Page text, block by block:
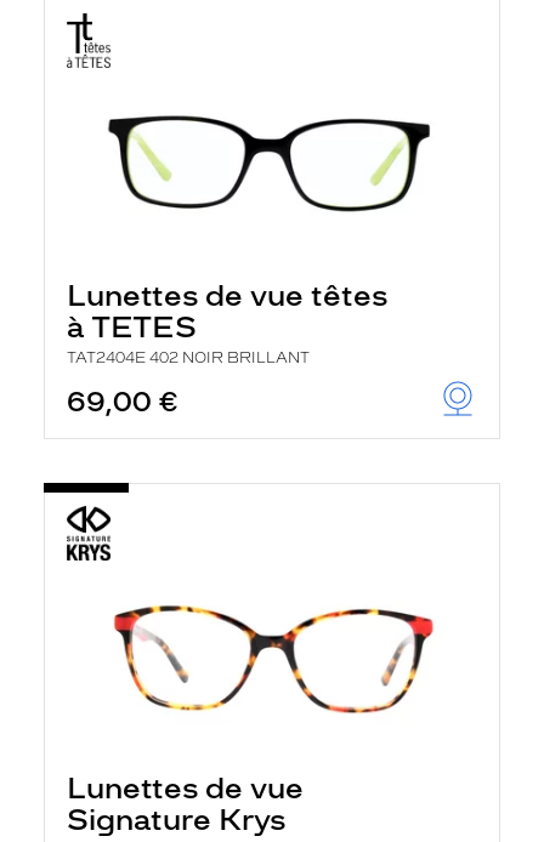
Lunettes de vue têtes
à TETES
TAT2404E 402 NOIR BRILLANT
69,00 €
Lunettes de vue
Signature Krys